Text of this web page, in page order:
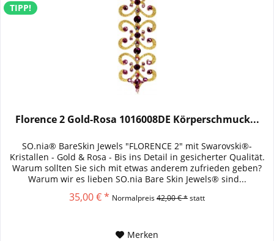
TIPP!
Florence 2 Gold-Rosa 1016008DE Körperschmuck...
SO.nia® BareSkin Jewels "FLORENCE 2" mit Swarovski®-
Kristallen - Gold & Rosa - Bis ins Detail in gesicherter Qualität.
Warum sollten Sie sich mit etwas anderem zufrieden geben?
Warum wir es lieben SO.nia Bare Skin Jewels® sind...
35,00 € * Normalpreis42,00 € *statt
Merken